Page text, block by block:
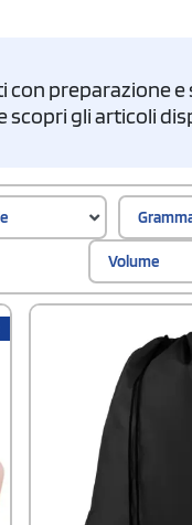
preparazione
scopri gli articoli
Volume